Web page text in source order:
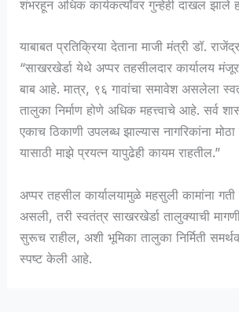
शंभरहून अधिक कार्यकर्त्यांवर गुन्हेही दाखल झाले
याबाबत प्रतिक्रिया देताना माजी मंत्री डॉ.
“साखरखेर्डा येथे अप्पर तहसीलदार कार्यालय
बाब आहे. मात्र, ९६ गावांचा समावेश असलेला
तालुका निर्माण होणे अधिक महत्त्वाचे आहे. सर्व
एकाच ठिकाणी उपलब्ध झाल्यास नागरिकांना
यासाठी माझे प्रयत्न यापुढेही कायम राहतील.”
अप्पर तहसील कार्यालयामुळे महसुली कामांना गती
असली, तरी स्वतंत्र साखरखेर्डा तालुक्याची मागणी
सुरूच राहील, अशी भूमिका तालुका निर्मिती
स्पष्ट केली आहे.